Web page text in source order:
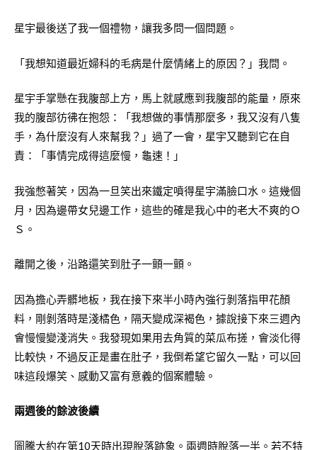
星宇最後送了我一個禮物，讓我多問一個問題。
「我想知道最近婦科的毛病是什麼情緒上的原因？」我問。
星宇手掌懸在我腹部上方，馬上就感應到我腹部的能量，原來
我的腹部彷彿在抱怨：「我想做的事情那麼多，我又沒有八隻
手，為什麼沒有人來幫我？」過了一會，星宇又聽到它在自
責：「事情完成得這麼慢，龜速！」
我強憋著笑，因為一旦笑出來鐵定噴得星宇滿臉口水。這幾個
月，因為邊帶女兒邊工作，這些的確是我心中的老大不爽的Ｏ
Ｓ。
離開之後，沿路還笑到肚子一顫一顫。
因為擔心弄髒地板，我在接下來半小時內強行剝落指甲花顏
料，剛剝落時是淺橘色，隔天變成深褐色，據說接下來三週內
會慢慢變淺消失。我發現如果用去角質的菜瓜布搓，會淡化得
比較快，不過反正是畫在肚子，我倒希望它留久一點，可以回
味這段爆笑、感動又富有意義的個案體驗。
兩週後的餘波後續
圖騰大約在第10天時出現脫落跡象。兩週時脫落一半。若不特